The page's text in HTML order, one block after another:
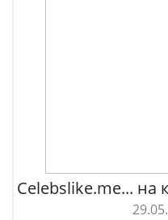
Celebslike.me... на